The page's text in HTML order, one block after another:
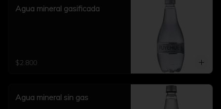
Agua mineral gasificada
$2.800
Agua mineral sin gas